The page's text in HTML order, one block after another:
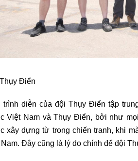
Điển
trình diễn của đội Thụy Điển tập
Việt Nam và Thụy Điển, bởi như
xây dựng từ trong chiến tranh, khi
Đây cũng là lý do chính để đội